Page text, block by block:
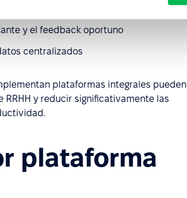
y el feedback oportuno
centralizados
plataformas integrales pueden
y reducir significativamente las
plataforma